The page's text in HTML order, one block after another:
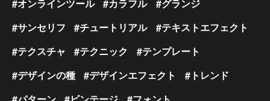
オンラインツール
カラフル
グランジ
サンセリフ
チュートリアル
テキストエフェクト
テクスチャ
テクニック
テンプレート
デザインの種
デザインエフェクト
トレンド